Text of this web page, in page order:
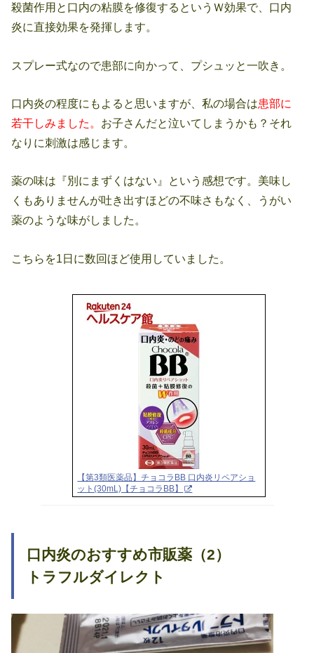
殺菌作用と口内の粘膜を修復するというＷ効果で、口内
炎に直接効果を発揮します。
スプレー式なので患部に向かって、プシュッと一吹き。
口内炎の程度にもよると思いますが、私の場合は患部に
若干しみました。 お子さんだと泣いてしまうかも？それ
なりに刺激は感じます。
薬の味は『別にまずくはない』という感想です。美味し
くもありませんが吐き出すほどの不味さもなく、うがい
薬のような味がしました。
こちらを1日に数回ほど使用していました。
【第3類医薬品】チョコラBB 口内炎リペアショ
ット(30mL)【チョコラBB】
口内炎のおすすめ市販薬（2）
トラフルダイレクト